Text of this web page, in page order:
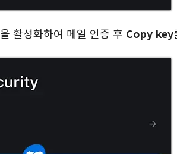
을 활성화하여 메일 인증 후 Copy key